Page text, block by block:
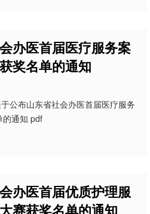
办医首届医疗服务案
奖名单的通知
公布山东省社会办医首届医疗服务
的通知 pdf
办医首届优质护理服
赛获奖名单的通知